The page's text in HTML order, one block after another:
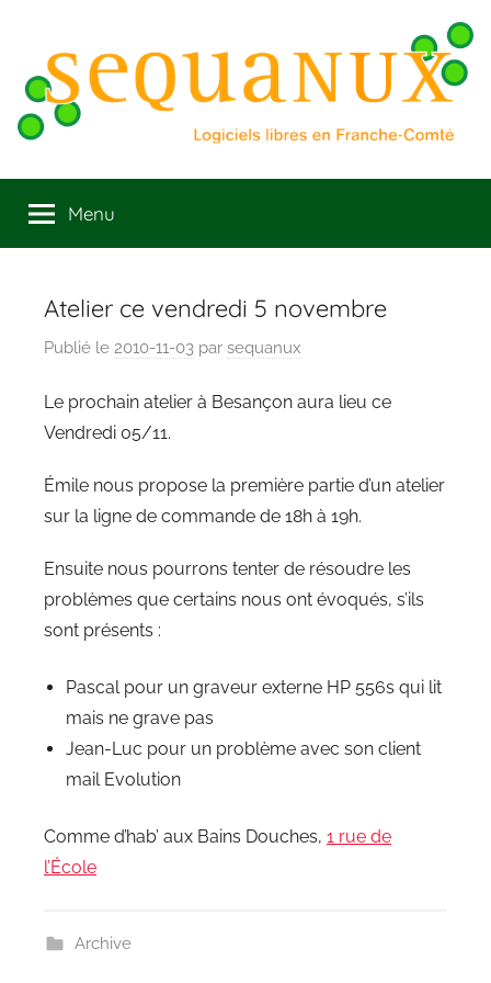
contenu
Sequanux
en
Franche
Menu
Atelier ce vendredi 5 novembre
Publié le 2010-11-03 par sequanux
Le prochain atelier à Besançon aura lieu ce
Vendredi 05/11.
Émile nous propose la première partie d’un atelier
sur la ligne de commande de 18h à 19h.
Ensuite nous pourrons tenter de résoudre les
problèmes que certains nous ont évoqués, s’ils
sont présents :
Pascal pour un graveur externe HP 556s qui lit
mais ne grave pas
Jean-Luc pour un problème avec son client
mail Evolution
Comme d’hab’ aux Bains Douches, 1 rue de
l’École
Archive